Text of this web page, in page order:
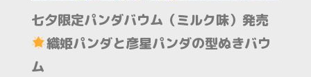
七夕限定パンダバウム（ミルク味）発売
織姫パンダと彦星パンダの型ぬきバウ
ム